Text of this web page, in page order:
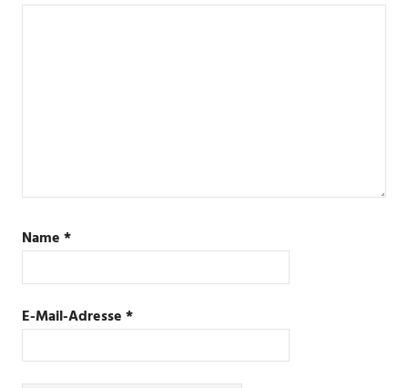
Name*
E-Mail-Adresse*